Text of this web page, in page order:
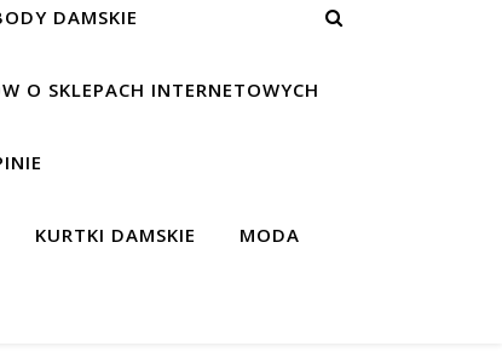
DAMSKIE
O SKLEPACH INTERNETOWYCH
KURTKI DAMSKIE MODA